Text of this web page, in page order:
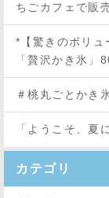
ちごカフェで販
*【驚きのボリュ
「贅沢かき氷」
＃桃丸ごとか
「ようこそ、夏
カテゴリ